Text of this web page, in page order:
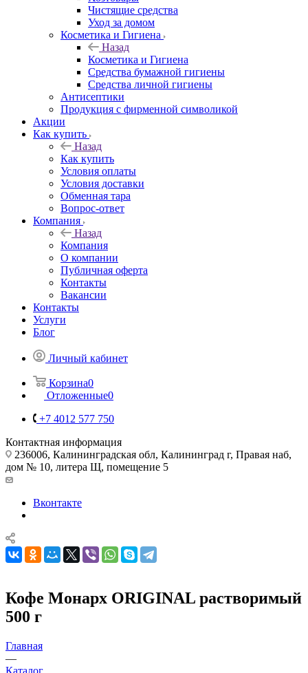
Чистящие средства
Уход за домом
Косметика и Гигиена
Назад
Косметика и Гигиена
Средства бумажной гигиены
Средства личной гигиены
Антисептики
Продукция с фирменной символикой
Акции
Как купить
Назад
Как купить
Условия оплаты
Условия доставки
Обменная тара
Вопрос-ответ
Компания
Назад
Компания
О компании
Публичная оферта
Контакты
Вакансии
Контакты
Услуги
Блог
Личный кабинет
Корзина0
Отложенные0
+7 4012 577 750
Контактная информация
236006, Калининградская обл, Калининград г, Правая наб,
дом № 10, литера Щ, помещение 5
Вконтакте
Кофе Монарх ORIGINAL растворимый
500 г
Главная
—
Каталог